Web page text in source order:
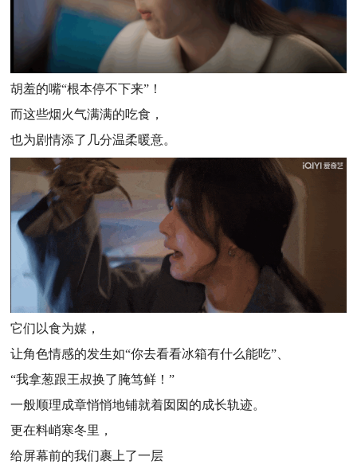
胡羞的嘴“根本停不下来”！
而这些烟火气满满的吃食，
也为剧情添了几分温柔暖意。
它们以食为媒，
让角色情感的发生如“你去看看冰箱有什么能吃”、
“我拿葱跟王叔换了腌笃鲜！”
一般顺理成章悄悄地铺就着囡囡的成长轨迹。
更在料峭寒冬里，
给屏幕前的我们裹上了一层